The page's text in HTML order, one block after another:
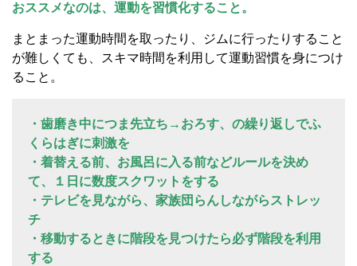
おススメなのは、運動を習慣化すること。
まとまった運動時間を取ったり、ジムに行ったりすること
が難しくても、スキマ時間を利用して運動習慣を身につけ
ること。
・歯磨き中につま先立ち→おろす、の繰り返しでふ
くらはぎに刺激を
・着替える前、お風呂に入る前などルールを決め
て、１日に数度スクワットをする
・テレビを見ながら、家族団らんしながらストレッ
チ
・移動するときに階段を見つけたら必ず階段を利用
する